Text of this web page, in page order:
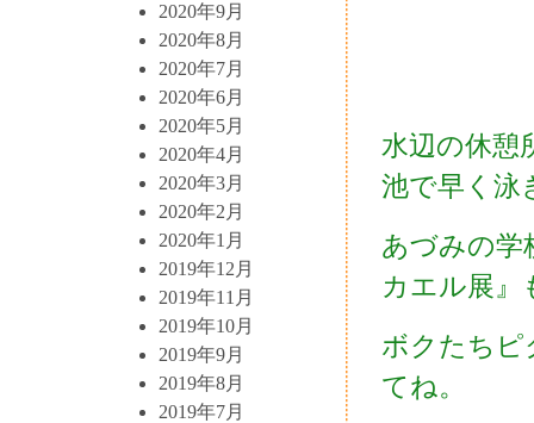
2020年9月
2020年8月
2020年7月
2020年6月
2020年5月
2020年4月
2020年3月
2020年2月
2020年1月
2019年12月
2019年11月
2019年10月
2019年9月
2019年8月
2019年7月
水辺の休憩
池で早く泳
あづみの学
カエル展』
ボクたちピ
てね。